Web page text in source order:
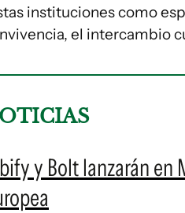
instituciones como
el intercambio
y Bolt lanzarán